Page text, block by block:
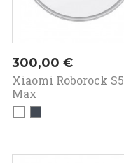
Prezzo
300,00 €
Xiaomi Roborock S5
Max